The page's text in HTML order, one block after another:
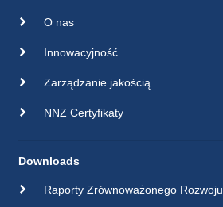
O nas
Innowacyjność
Zarządzanie jakością
NNZ Certyfikaty
Downloads
Raporty Zrównoważonego Rozwoju